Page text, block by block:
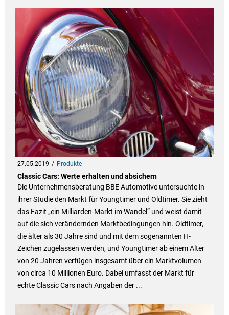
27.05.2019 Produkte
Classic Cars: Werte erhalten und absichern
Die Unternehmensberatung BBE Automotive untersuchte in
ihrer Studie den Markt für Youngtimer und Oldtimer. Sie zieht
das Fazit „ein Milliarden-Markt im Wandel“ und weist damit
auf die sich verändernden Marktbedingungen hin. Oldtimer,
die älter als 30 Jahre sind und mit dem sogenannten H-
Zeichen zugelassen werden, und Youngtimer ab einem Alter
von 20 Jahren verfügen insgesamt über ein Marktvolumen
von circa 10 Millionen Euro. Dabei umfasst der Markt für
echte Classic Cars nach Angaben der ...